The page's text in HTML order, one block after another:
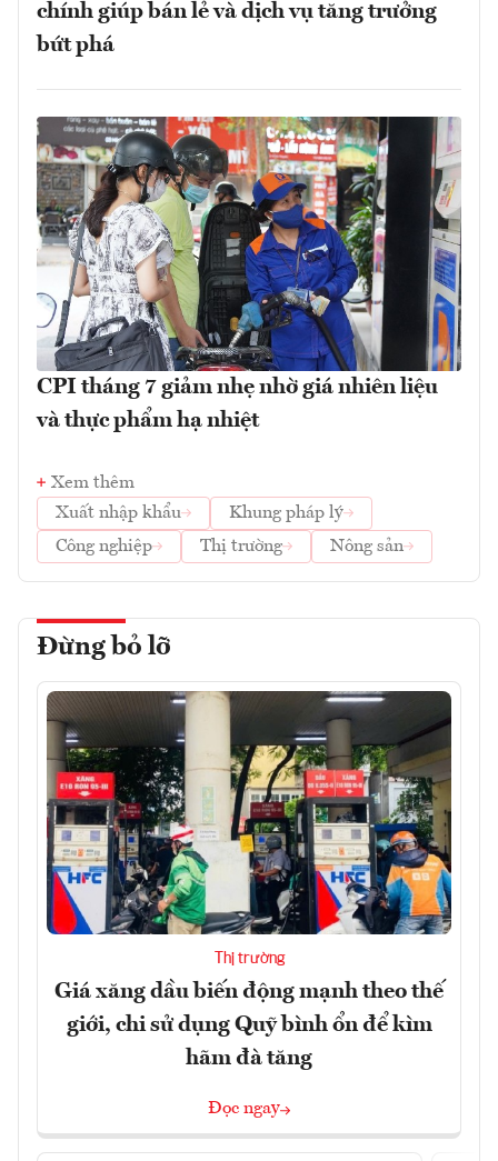
chính giúp bán lẻ và dịch vụ tăng trưởng
bứt phá
CPI tháng 7 giảm nhẹ nhờ giá nhiên liệu
và thực phẩm hạ nhiệt
Xem thêm
Xuất nhập khẩu
Khung pháp lý
Công nghiệp
Thị trường Nông sản
Đừng bỏ lỡ
Thị trường
Giá xăng dầu biến động mạnh theo thế
giới, chi sử dụng Quỹ bình ổn để kìm
hãm đà tăng
Đọc ngay